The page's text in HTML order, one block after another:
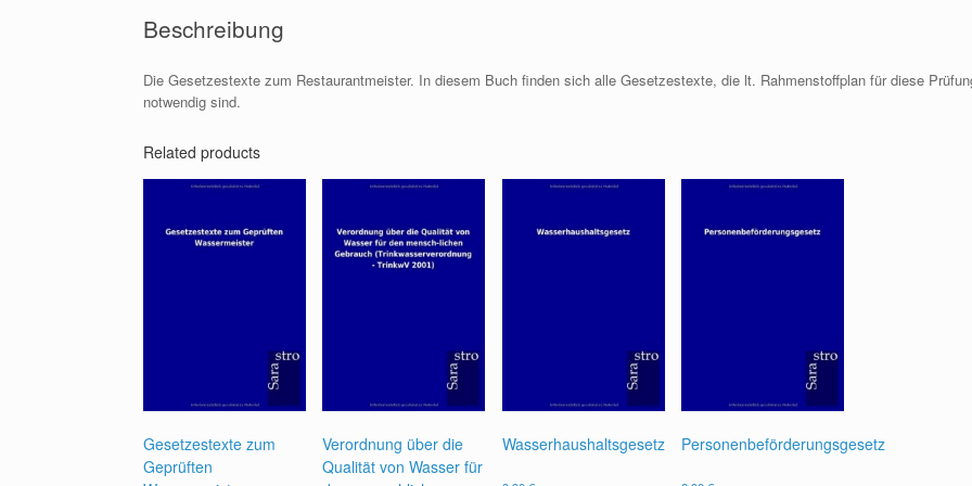
Beschreibung
Die Gesetzestexte zum Restaurantmeister. In diesem Buch finden sich alle Gesetzestexte, die lt. Rahmenstoffplan für diese
notwendig sind.
Related products
Gesetzestexte zum
Geprüften
Verordnung über die
Qualität von Wasser für
Wasserhaushaltsgesetz Personenbeförderungsgesetz